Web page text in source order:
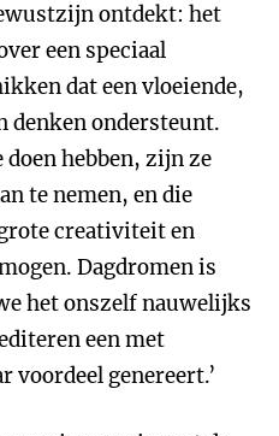
ontdekt: het
een speciaal
dat een vloeiende,
denken ondersteunt.
doen hebben, zijn ze
te nemen, en die
creativiteit en
Dagdromen is
het onszelf nauwelijks
een met
voordeel genereert.’